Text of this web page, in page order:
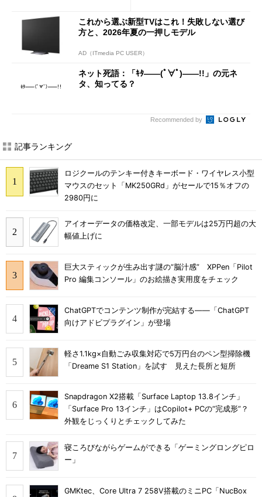
これから選ぶ新型TVはこれ！失敗しない選び
方と、2026年夏の一押しモデル
AD（ITmedia PC USER）
ネット死語：「ｷﾀ――(ﾟ∀ﾟ)――!!」の元ネ
タ、知ってる？
Recommended by
記事ランキング
ロジクールのテンキー付きキーボード・ワイヤレス小型
マウスのセット「MK250GRd」がセールで15％オフの
2980円に
アイオーデータの価格改定、一部モデルは25万円超の大
幅値上げに
巨大スティックが生み出す謎の“脳汁感” XPPen「Pilot
Pro 編集コンソール」のお絵描き実用度をチェック
ChatGPTでコンテンツ制作が完結する――「ChatGPT
向けアドビプラグイン」が登場
軽さ1.1kg×自動ごみ収集対応で5万円台のペン型掃除機
「Dreame S1 Station」を試す 見えた長所と短所
Snapdragon X2搭載「Surface Laptop 13.8インチ」
「Surface Pro 13インチ」はCopilot+ PCの“完成形”？
外観をじっくりとチェックしてみた
寝ころびながらゲームができる「ゲーミングロングピロ
ー」
GMKtec、Core Ultra 7 258V搭載のミニPC「NucBox